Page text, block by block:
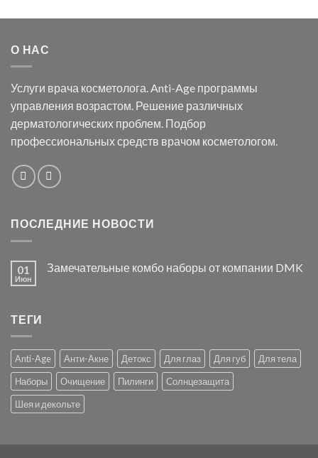
О НАС
Услуги врача косметолога. Anti-Age программы
управления возрастом. Решение различных
дерматологических проблем. Подбор
профессиональных средств врачом косметологом.
ПОСЛЕДНИЕ НОВОСТИ
01
Июн
Замечательные комбо наборы от компании DMK
ТЕГИ
Anti-Age Анти-Акне Детокс Для глаз Для губ
Для тела
Наборы
Очищение Пилинги
Солнцезащита
Шея и декольте